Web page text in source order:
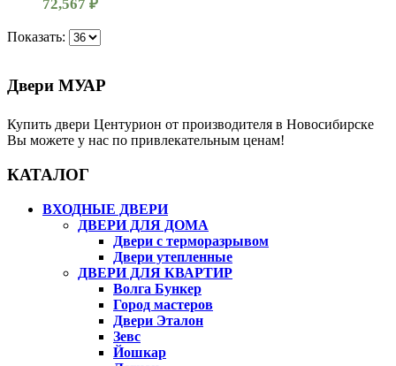
72,567 ₽
Показать:
Двери МУАР
Купить двери Центурион от производителя в Новосибирске
Вы можете у нас по привлекательным ценам!
КАТАЛОГ
ВХОДНЫЕ ДВЕРИ
ДВЕРИ ДЛЯ ДОМА
Двери с терморазрывом
Двери утепленные
ДВЕРИ ДЛЯ КВАРТИР
Волга Бункер
Город мастеров
Двери Эталон
Зевс
Йошкар